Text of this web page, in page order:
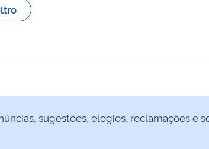
sugestões, elogios, reclamações e